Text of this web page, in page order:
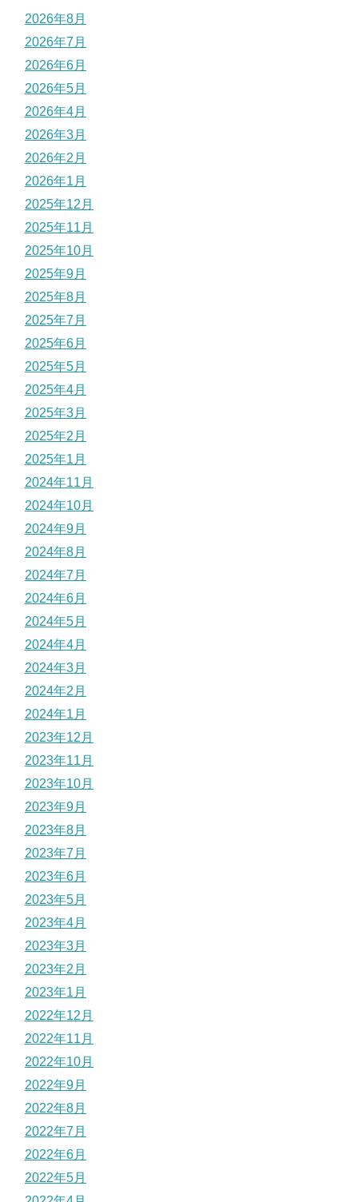
2026年8月
2026年7月
2026年6月
2026年5月
2026年4月
2026年3月
2026年2月
2026年1月
2025年12月
2025年11月
2025年10月
2025年9月
2025年8月
2025年7月
2025年6月
2025年5月
2025年4月
2025年3月
2025年2月
2025年1月
2024年11月
2024年10月
2024年9月
2024年8月
2024年7月
2024年6月
2024年5月
2024年4月
2024年3月
2024年2月
2024年1月
2023年12月
2023年11月
2023年10月
2023年9月
2023年8月
2023年7月
2023年6月
2023年5月
2023年4月
2023年3月
2023年2月
2023年1月
2022年12月
2022年11月
2022年10月
2022年9月
2022年8月
2022年7月
2022年6月
2022年5月